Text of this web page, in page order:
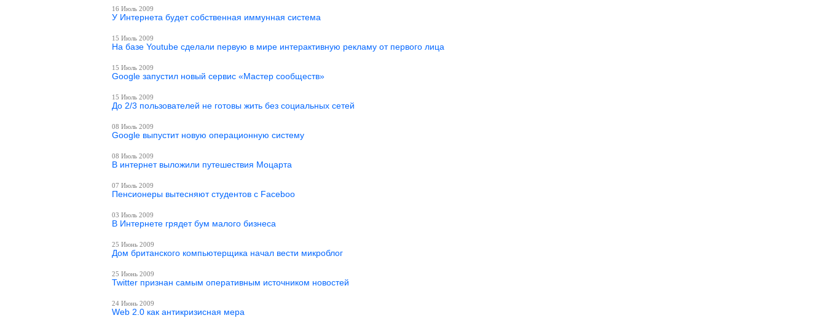
16 Июль 2009
У Интернета будет собственная иммунная система
15 Июль 2009
На базе Youtube сделали первую в мире интерактивную рекламу от первого лица
15 Июль 2009
Google запустил новый сервис «Мастер сообществ»
15 Июль 2009
До 2/3 пользователей не готовы жить без социальных сетей
08 Июль 2009
Google выпустит новую операционную систему
08 Июль 2009
В интернет выложили путешествия Моцарта
07 Июль 2009
Пенсионеры вытесняют студентов с Faceboo
03 Июль 2009
В Интернете грядет бум малого бизнеса
25 Июнь 2009
Дом британского компьютерщика начал вести микроблог
25 Июнь 2009
Twitter признан самым оперативным источником новостей
24 Июнь 2009
Web 2.0 как антикризисная мера